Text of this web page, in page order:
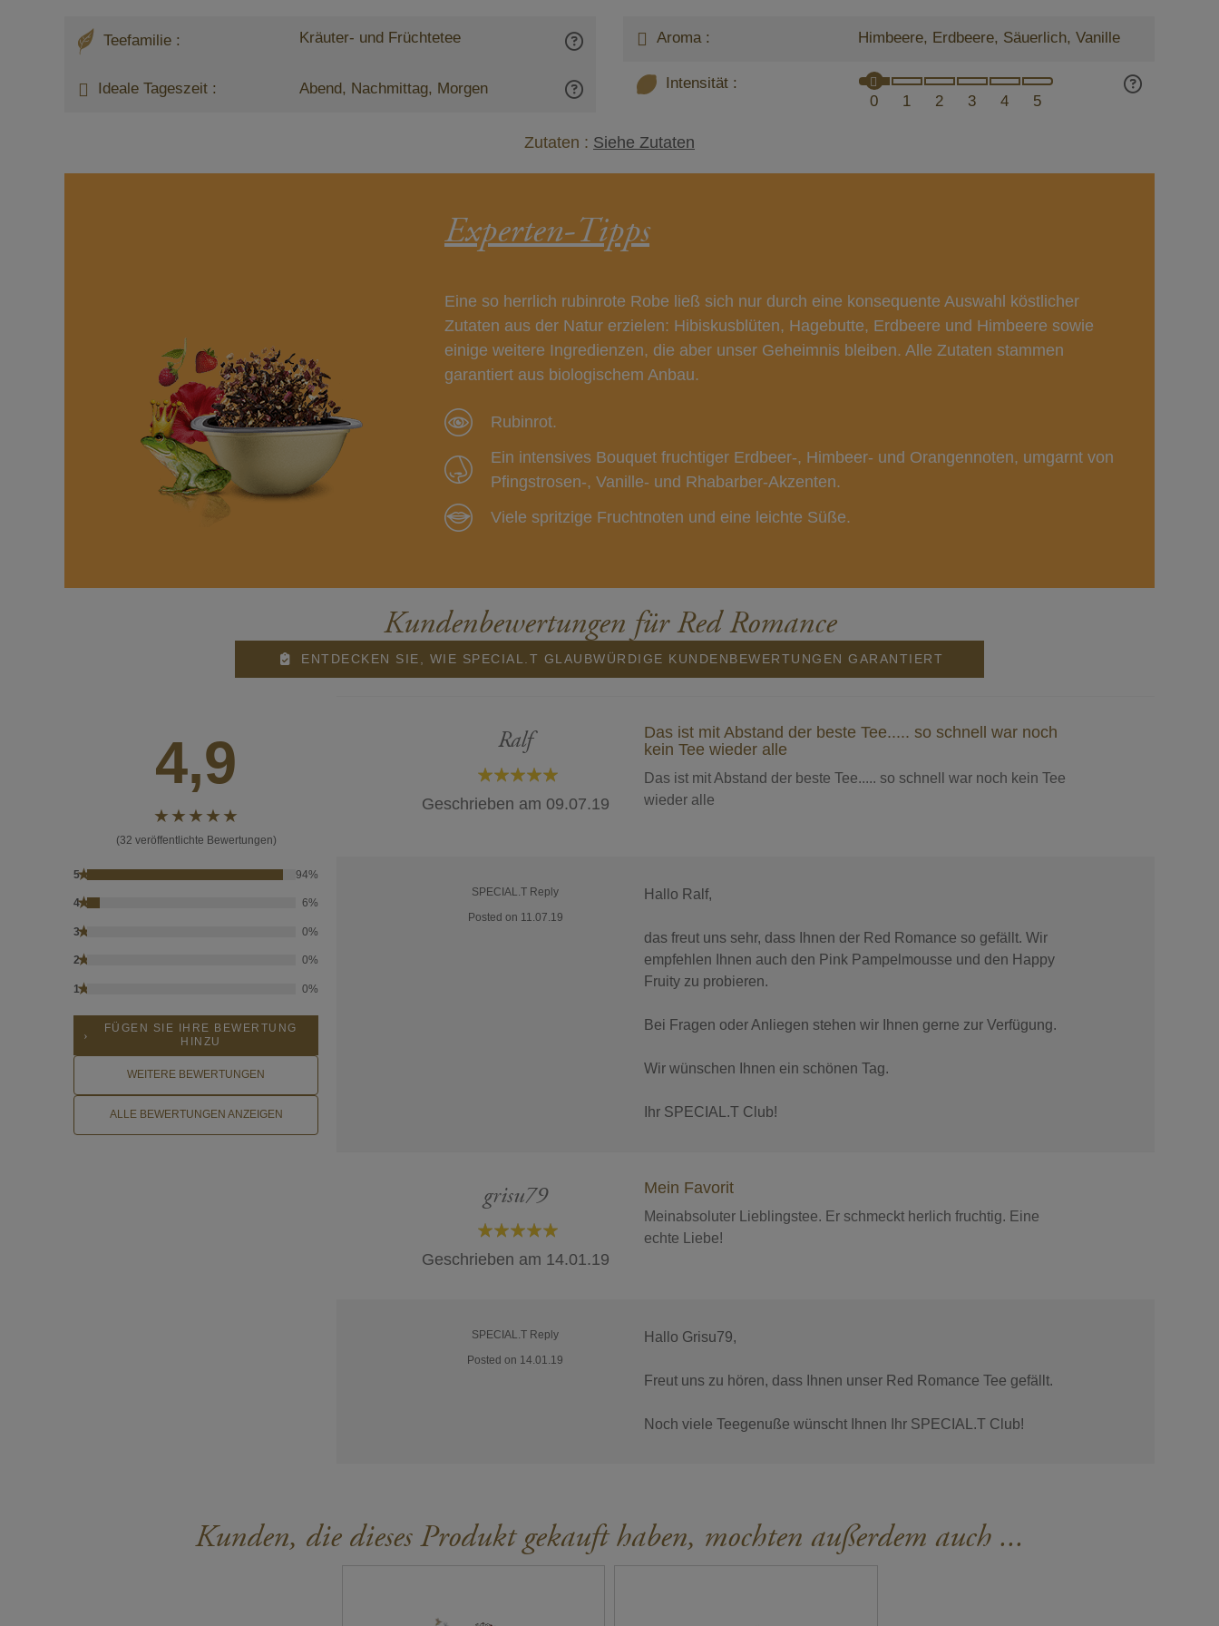
Teefamilie : Kräuter- und Früchtetee
Ideale Tageszeit : Abend, Nachmittag, Morgen
Aroma : Himbeere, Erdbeere, Säuerlich, Vanille
Intensität :
0
1 2 3 4 5
Zutaten : Siehe Zutaten
Experten-Tipps
Eine so herrlich rubinrote Robe ließ sich nur durch eine konsequente Auswahl köstlicher
Zutaten aus der Natur erzielen: Hibiskusblüten, Hagebutte, Erdbeere und Himbeere sowie
einige weitere Ingredienzen, die aber unser Geheimnis bleiben. Alle Zutaten stammen
garantiert aus biologischem Anbau.
Rubinrot.
Ein intensives Bouquet fruchtiger Erdbeer-, Himbeer- und Orangennoten, umgarnt von
Pfingstrosen-, Vanille- und Rhabarber-Akzenten.
Viele spritzige Fruchtnoten und eine leichte Süße.
Kundenbewertungen für Red Romance
ENTDECKEN SIE, WIE SPECIAL.T GLAUBWÜRDIGE KUNDENBEWERTUNGEN GARANTIERT
4,9
(32 veröffentlichte Bewertungen)
5★ 94%
4★ 6%
3★ 0%
2★ 0%
1★ 0%
FÜGEN SIE IHRE BEWERTUNG
HINZU
WEITERE BEWERTUNGEN
ALLE BEWERTUNGEN ANZEIGEN
Ralf
Geschrieben am 09.07.19
Das ist mit Abstand der beste Tee..... so schnell war noch
kein Tee wieder alle
Das ist mit Abstand der beste Tee..... so schnell war noch kein Tee
wieder alle
SPECIAL.T Reply
Posted on 11.07.19
Hallo Ralf,
das freut uns sehr, dass Ihnen der Red Romance so gefällt. Wir
empfehlen Ihnen auch den Pink Pampelmousse und den Happy
Fruity zu probieren.
Bei Fragen oder Anliegen stehen wir Ihnen gerne zur Verfügung.
Wir wünschen Ihnen ein schönen Tag.
Ihr SPECIAL.T Club!
grisu79
Geschrieben am 14.01.19
Mein Favorit
Meinabsoluter Lieblingstee. Er schmeckt herlich fruchtig. Eine
echte Liebe!
SPECIAL.T Reply
Posted on 14.01.19
Hallo Grisu79,
Freut uns zu hören, dass Ihnen unser Red Romance Tee gefällt.
Noch viele Teegenuße wünscht Ihnen Ihr SPECIAL.T Club!
Kunden, die dieses Produkt gekauft haben, mochten außerdem auch ...